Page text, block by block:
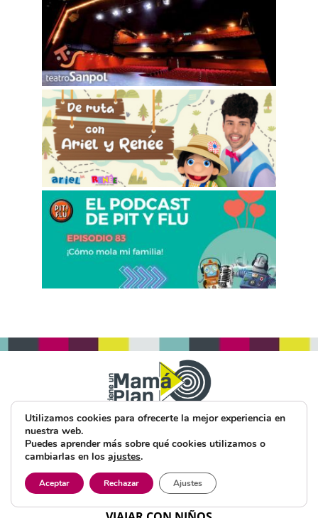
ESPECIAL CAMPAMENTOS
ESPECIAL PLANES DE VERANO
PLANES CON NIÑOS
PRODUCTOS Y SERVICIOS
Utilizamos cookies para ofrecerte la mejor experiencia en
nuestra web.
Puedes aprender más sobre qué cookies utilizamos o
cambiarlas en los ajustes.
Aceptar Rechazar Ajustes